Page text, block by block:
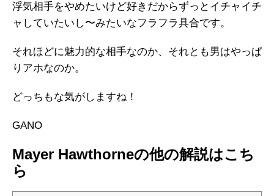
浮気相手をやめたいけど好きだからずっとイチャイチ
ャしていたいし〜みたいなフラフラ具合です。
それほどに魅力的な相手なのか、それとも男はやっぱ
りアホなのか。
どっちもな気がしますね！
GANO
Mayer Hawthorneの他の解説はこち
ら